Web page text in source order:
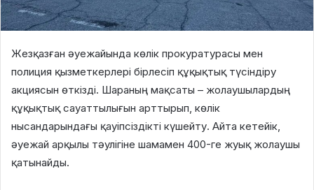
Жезқазған әуежайында көлік прокуратурасы мен
полиция қызметкерлері бірлесіп құқықтық түсіндіру
акциясын өткізді. Шараның мақсаты – жолаушылардың
құқықтық сауаттылығын арттырып, көлік
нысандарындағы қауіпсіздікті күшейту. Айта кетейік,
әуежай арқылы тәулігіне шамамен 400-ге жуық жолаушы
қатынайды.